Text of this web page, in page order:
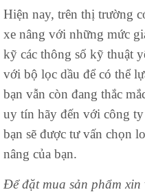
Hiện nay, trên thị trường
xe nâng với những mức
kỹ các thông số kỹ thuật
với bộ lọc dầu để có thể
bạn vẫn còn đang thắc
uy tín hãy đến với công
bạn sẽ được tư vấn chọn
nâng của bạn.
Để đặt mua sản phẩm